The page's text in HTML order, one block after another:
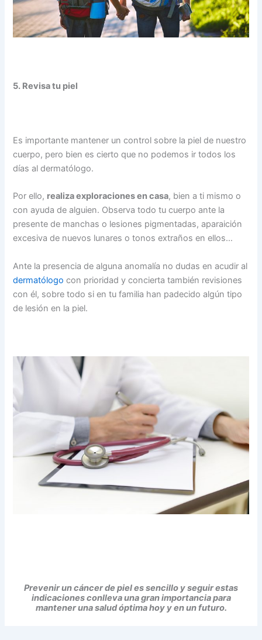
5. Revisa tu piel
Es importante mantener un control sobre la piel de nuestro
cuerpo, pero bien es cierto que no podemos ir todos los
días al dermatólogo.
Por ello, realiza exploraciones en casa, bien a ti mismo o
con ayuda de alguien. Observa todo tu cuerpo ante la
presente de manchas o lesiones pigmentadas, aparaición
excesiva de nuevos lunares o tonos extraños en ellos…
Ante la presencia de alguna anomalía no dudas en acudir al
dermatólogo con prioridad y concierta también revisiones
con él, sobre todo si en tu familia han padecido algún tipo
de lesión en la piel.
Prevenir un cáncer de piel es sencillo y seguir estas
indicaciones conlleva una gran importancia para
mantener una salud óptima hoy y en un futuro.